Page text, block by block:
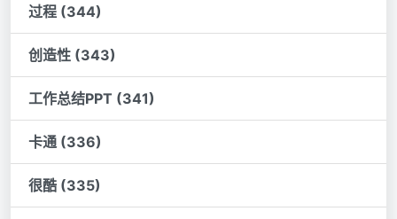
过程 (344)
创造性 (343)
工作总结PPT (341)
卡通 (336)
很酷 (335)